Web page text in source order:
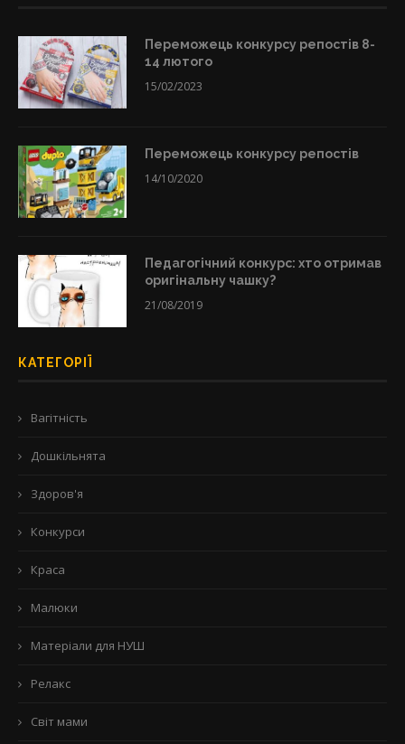
Переможець конкурсу репостів 8-
14 лютого
15/02/2023
Переможець конкурсу репостів
14/10/2020
Педагогічний конкурс: хто отримав
оригінальну чашку?
21/08/2019
КАТЕГОРІЇ
Вагітність
Дошкільнята
Здоров'я
Конкурси
Краса
Малюки
Матеріали для НУШ
Релакс
Світ мами